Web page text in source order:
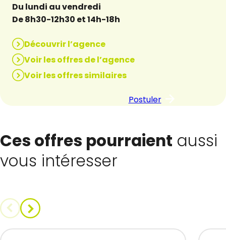
Du lundi au vendredi
De 8h30-12h30 et 14h-18h
Découvrir l’agence
Voir les offres de l’agence
Voir les offres similaires
Postuler
Ces offres pourraient aussi
vous intéresser